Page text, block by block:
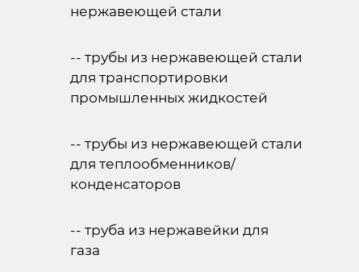
нержавеющей стали
-- трубы из нержавеющей стали
для транспортировки
промышленных жидкостей
-- трубы из нержавеющей стали
для теплообменников/
конденсаторов
-- труба из нержавейки для
газа